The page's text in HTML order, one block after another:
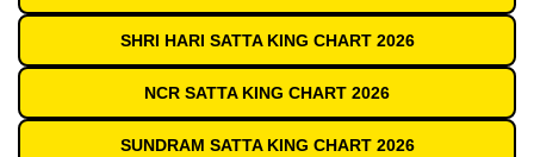
SHRI HARI SATTA KING CHART 2026
NCR SATTA KING CHART 2026
SUNDRAM SATTA KING CHART 2026